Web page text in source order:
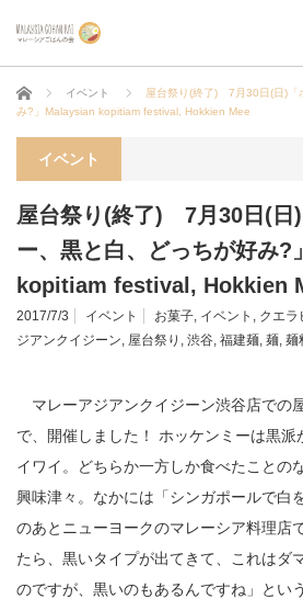
ホーム イベント
屋台祭り(終了) 7月30日(日)「
み?」Malaysian kopitiam festival, Hokkien Mee
イベント
屋台祭り(終了) 7月30日(日)
ー、黒と白、どっちが好み?
kopitiam festival, Hokkien
2017/7/3 イベント お菓子, イベント , クエラ
ジアンクイジーン, 屋台祭り , 渋谷, 福建麺, 麺, 麺
マレーアジアンクイジーン渋谷店での
で、開催しました！ ホッケンミーは黒派
イワイ。どちらか一方しか食べたことの
興味津々。なかには「シンガポールで白
のあとニューヨークのマレーシア料理店
たら、黒いタイプが出てきて、これはダ
のですが、黒いのもあるんですね」とい